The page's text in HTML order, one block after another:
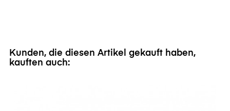
Kunden, die diesen Artikel gekauft haben,
kauften auch: